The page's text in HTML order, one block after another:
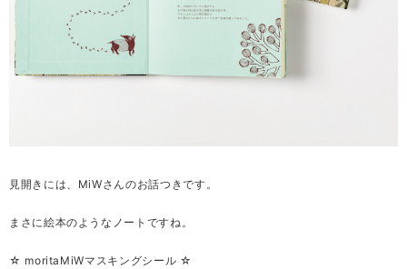
見開きには、MiWさんのお話つきです。
まさに絵本のようなノートですね。
☆ moritaMiWマスキングシール ☆